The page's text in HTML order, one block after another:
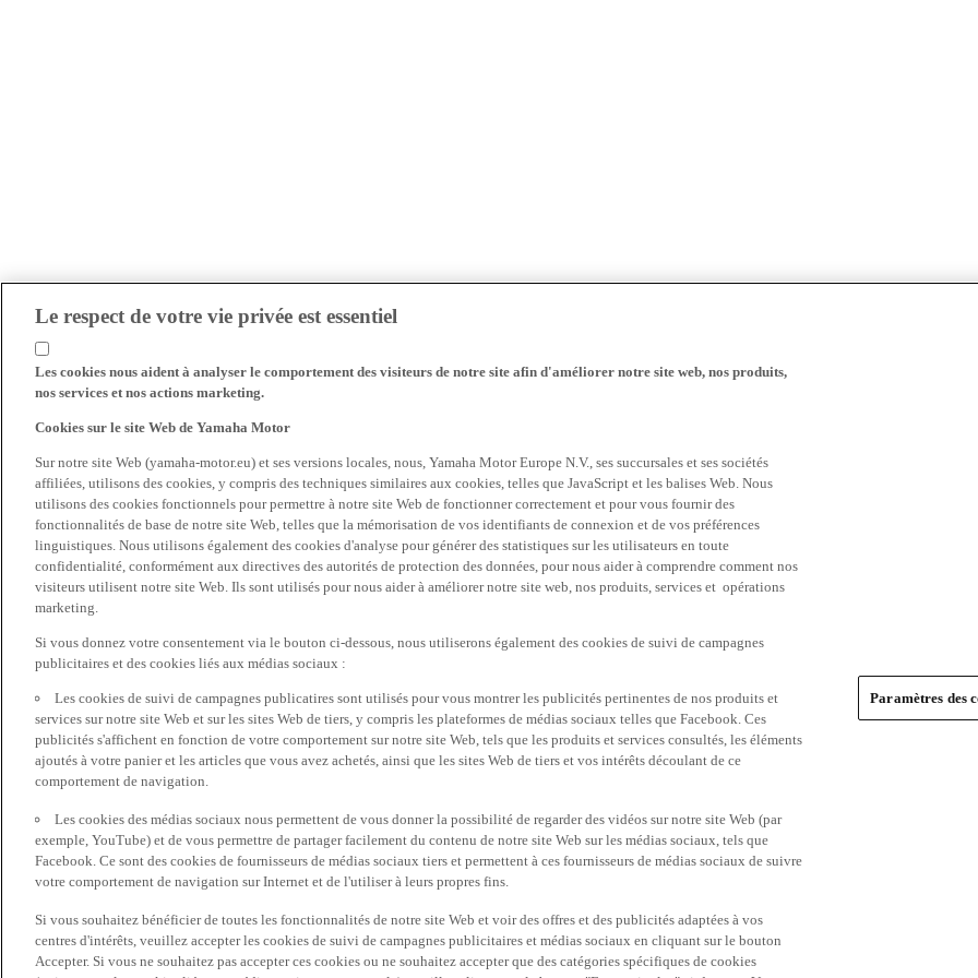
Le respect de votre vie privée est essentiel
Les cookies nous aident à analyser le comportement des visiteurs de notre site afin d'améliorer notre site web, nos produits,
nos services et nos actions marketing.
Cookies sur le site Web de Yamaha Motor
Sur notre site Web (yamaha-motor.eu) et ses versions locales, nous, Yamaha Motor Europe N.V., ses succursales et ses sociétés
affiliées, utilisons des cookies, y compris des techniques similaires aux cookies, telles que JavaScript et les balises Web. Nous
utilisons des cookies fonctionnels pour permettre à notre site Web de fonctionner correctement et pour vous fournir des
fonctionnalités de base de notre site Web, telles que la mémorisation de vos identifiants de connexion et de vos préférences
linguistiques. Nous utilisons également des cookies d'analyse pour générer des statistiques sur les utilisateurs en toute
confidentialité, conformément aux directives des autorités de protection des données, pour nous aider à comprendre comment nos
visiteurs utilisent notre site Web. Ils sont utilisés pour nous aider à améliorer notre site web, nos produits, services et opérations
marketing.
Si vous donnez votre consentement via le bouton ci-dessous, nous utiliserons également des cookies de suivi de campagnes
publicitaires et des cookies liés aux médias sociaux :
Les cookies de suivi de campagnes publicatires sont utilisés pour vous montrer les publicités pertinentes de nos produits et
services sur notre site Web et sur les sites Web de tiers, y compris les plateformes de médias sociaux telles que Facebook. Ces
publicités s'affichent en fonction de votre comportement sur notre site Web, tels que les produits et services consultés, les éléments
ajoutés à votre panier et les articles que vous avez achetés, ainsi que les sites Web de tiers et vos intérêts découlant de ce
comportement de navigation.
Les cookies des médias sociaux nous permettent de vous donner la possibilité de regarder des vidéos sur notre site Web (par
exemple, YouTube) et de vous permettre de partager facilement du contenu de notre site Web sur les médias sociaux, tels que
Facebook. Ce sont des cookies de fournisseurs de médias sociaux tiers et permettent à ces fournisseurs de médias sociaux de suivre
votre comportement de navigation sur Internet et de l'utiliser à leurs propres fins.
Si vous souhaitez bénéficier de toutes les fonctionnalités de notre site Web et voir des offres et des publicités adaptées à vos
centres d'intérêts, veuillez accepter les cookies de suivi de campagnes publicitaires et médias sociaux en cliquant sur le bouton
Accepter. Si vous ne souhaitez pas accepter ces cookies ou ne souhaitez accepter que des catégories spécifiques de cookies
Paramètres des